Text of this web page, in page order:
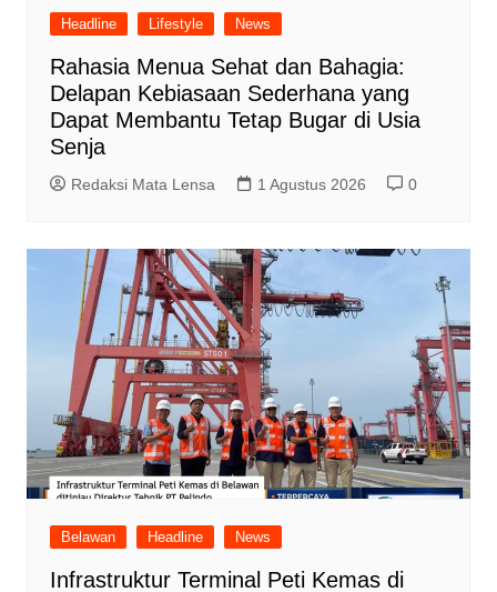
Headline Lifestyle News
Rahasia Menua Sehat dan Bahagia:
Delapan Kebiasaan Sederhana yang
Dapat Membantu Tetap Bugar di Usia
Senja
Redaksi Mata Lensa 1 Agustus 2026 0
Belawan Headline News
Infrastruktur Terminal Peti Kemas di